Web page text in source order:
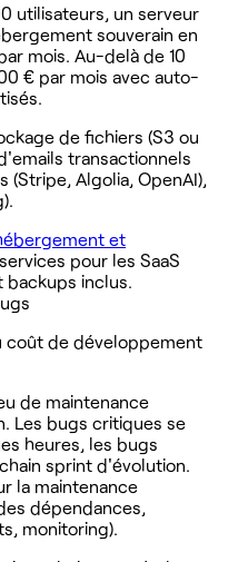
utilisateurs, un serveur
souverain en
mois. Au-delà de 10
€ par mois avec auto-
de fichiers (S3 ou
transactionnels
(Stripe, Algolia, OpenAI),
et
pour les SaaS
backups inclus.
coût de développement
de maintenance
Les bugs critiques se
heures, les bugs
sprint d'évolution.
la maintenance
dépendances,
monitoring).